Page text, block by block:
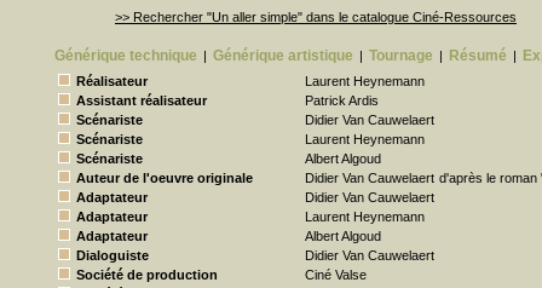
>> Rechercher "Un aller simple" dans le catalogue Ciné-Ressources
Générique technique | Générique artistique | Tournage | Résumé |
Réalisateur
Laurent Heynemann
Assistant réalisateur
Patrick Ardis
Scénariste
Didier Van Cauwelaert
Scénariste
Laurent Heynemann
Scénariste
Albert Algoud
Auteur de l'oeuvre originale
Didier Van Cauwelaert d'après le roman
Adaptateur
Didier Van Cauwelaert
Adaptateur
Laurent Heynemann
Adaptateur
Albert Algoud
Dialoguiste
Didier Van Cauwelaert
Société de production
Ciné Valse